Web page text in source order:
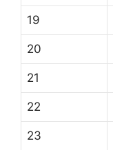
19
20
21
22
23